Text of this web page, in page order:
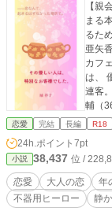
【親
まる本気の溺愛】
るた
亜矢
カフ
は、
連客
輔（36歳）。 俊輔の穏や
に、
という過
つつ
なく
の差ラブス
して
恋愛 完結 長編 R18
24h.ポイント 7pt
小説 38,437 位 /
恋愛 大人の恋 年
不器用ヒーロー
静